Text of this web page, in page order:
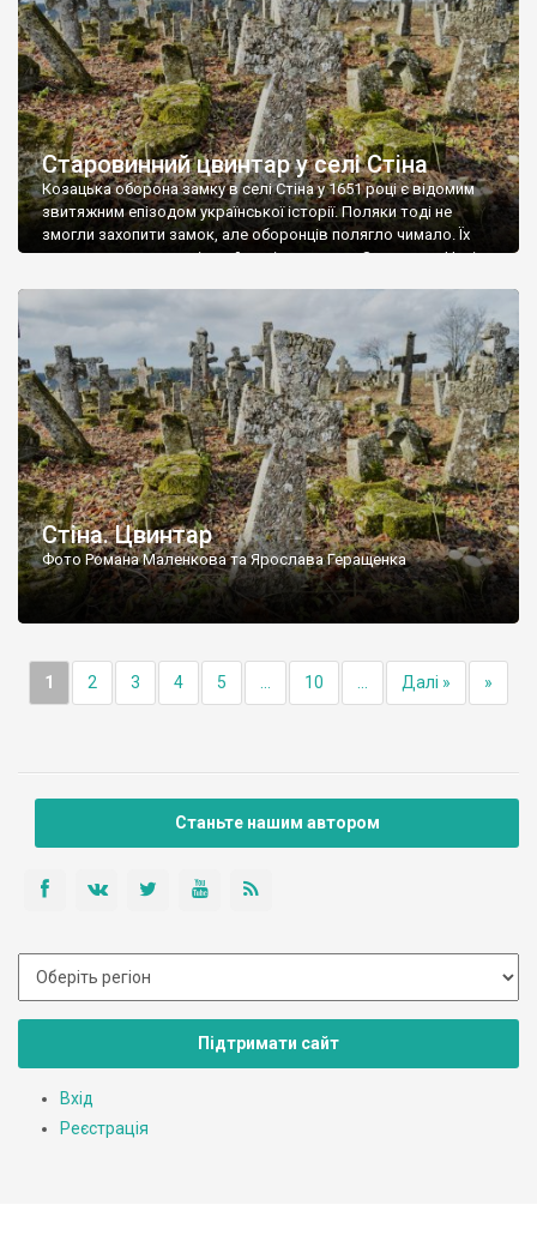
Старовинний цвинтар у селі Стіна
Козацька оборона замку в селі Стіна у 1651 році є відомим
звитяжним епізодом української історії. Поляки тоді не
змогли захопити замок, але оборонців полягло чимало. Їх
поховали на цвинтарі, який тоді називався Замковим. Нині на
ньому чимало хрестів 19 століття, є такі, де епітафії стер […]
Стіна. Цвинтар
Фото Романа Маленкова та Ярослава Геращенка
1 2 3 4 5 10 Далі » »
Станьте нашим автором
Підтримати сайт
Вхід
Реєстрація